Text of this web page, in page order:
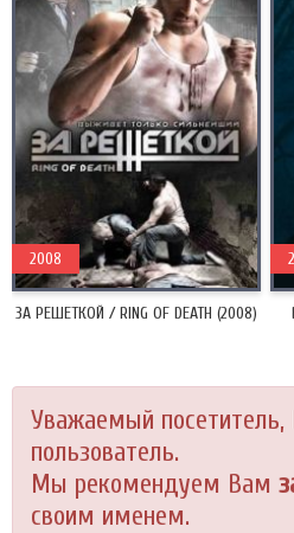
ЗА РЕШЕТКОЙ / RING OF DEATH (2008)
2008
Уважаемый посетитель,
пользователь.
Мы рекомендуем Вам
своим именем.